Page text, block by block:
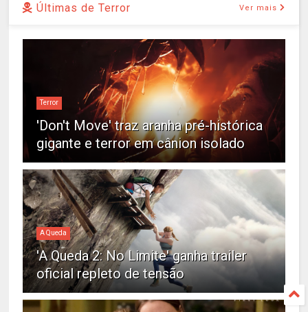
Últimas de Terror Ver mais
Terror
'Don't Move' traz aranha pré-histórica
gigante e terror em cânion isolado
A Queda
'A Queda 2: No Limite' ganha trailer
oficial repleto de tensão